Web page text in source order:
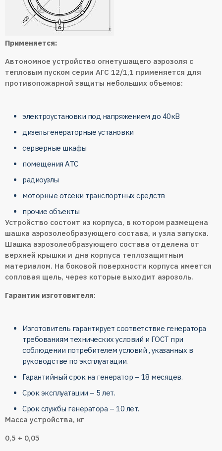
Применяется:
Автономное устройство огнетушащего аэрозоля с
тепловым пуском серии АГС 12/1,1 применяется для
противопожарной защиты небольших объемов:
электроустановки под напряжением до 40кВ
дизельгенераторные установки
серверные шкафы
помещения АТС
радиоузлы
моторные отсеки транспортных средств
прочие объекты
Устройство состоит из корпуса, в котором размещена
шашка аэрозолеобразующего состава, и узла запуска.
Шашка аэрозолеобразующего состава отделена от
верхней крышки и дна корпуса теплозащитным
материалом. На боковой поверхности корпуса имеется
сопловая щель, через которые выходит аэрозоль.
Гарантии изготовителя:
Изготовитель гарантирует соответствие генератора
требованиям технических условий и ГОСТ при
соблюдении потребителем условий , указанных в
руководстве по эксплуатации.
Гарантийный срок на генератор – 18 месяцев.
Срок эксплуатации – 5 лет.
Срок службы генератора – 10 лет.
Масса устройства, кг
0,5 + 0,05